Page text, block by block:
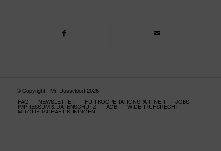
© Copyright - Mr. Düsseldorf 2026
FAQ
NEWSLETTER FÜR KOOPERATIONSPARTNER JOBS
IMPRESSUM & DATENSCHUTZ AGB WIDERRUFSRECHT
MITGLIEDSCHAFT KÜNDIGEN